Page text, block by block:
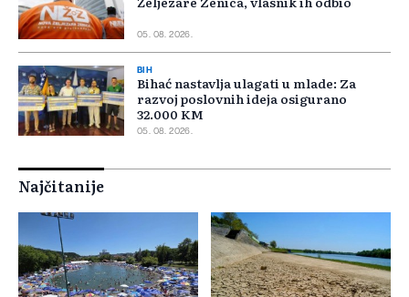
05. 08. 2026.
BIH
Bihać nastavlja ulagati u mlade: Za
razvoj poslovnih ideja osigurano
32.000 KM
05. 08. 2026.
Najčitanije